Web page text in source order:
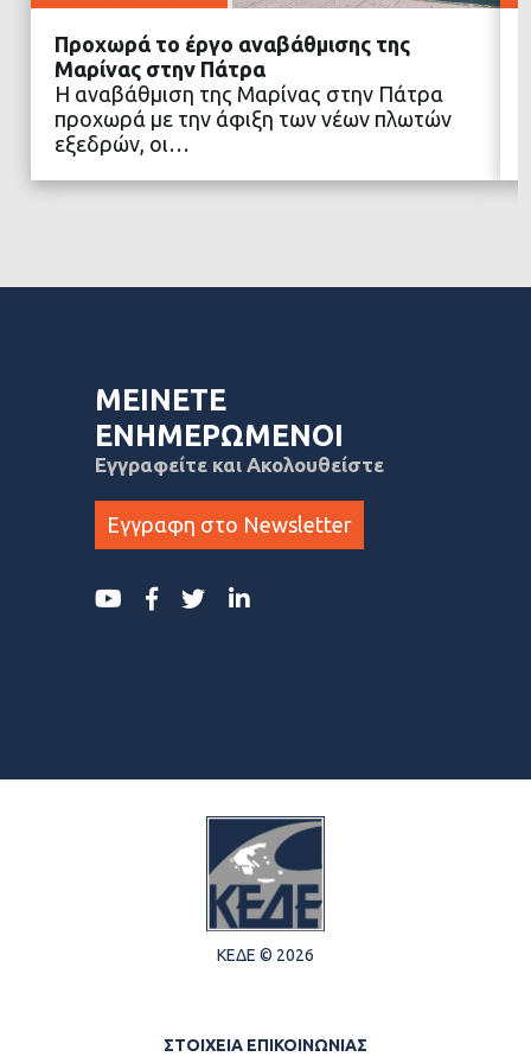
ΔΙΑΒΑΣΤΕ ΠΕΡΙΣΣΟΤΕΡΑ
Προχωρά το έργο αναβάθμισης της
Μαρίνας στην Πάτρα
Η αναβάθμιση της Μαρίνας στην Πάτρα
προχωρά με την άφιξη των νέων πλωτών
εξεδρών, οι…
ΜΕΙΝΕΤΕ
ΕΝΗΜΕΡΩΜΕΝΟΙ
Εγγραφείτε και Ακολουθείστε
Εγγραφη στο Newsletter
ΚΕΔΕ © 2026
ΣΤΟΙΧΕΙΑ ΕΠΙΚΟΙΝΩΝΙΑΣ